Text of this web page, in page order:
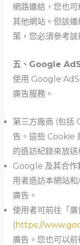
網路連結，您也
其他網站。但該
策，您必須參考該
五、Google
使用 Google
廣告服務。
第三方廠商 (包括
告。這些 Cookie
的造訪紀錄來放送
Google 及其合作
用者造訪本網站
廣告。
使用者可前往「廣
(https://
廣告。您也可以前